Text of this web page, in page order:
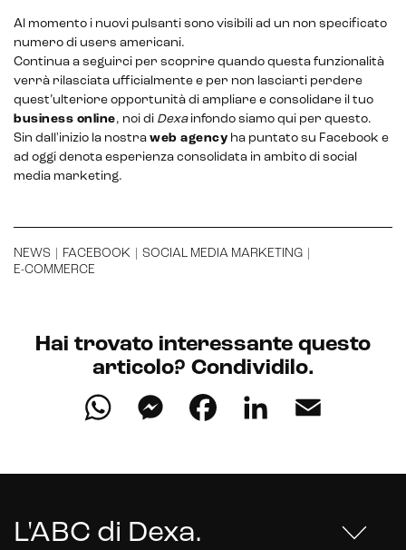
CRM & email marketing
Sistemi di loyalty
Marketing automation
Lead generation e nurturing
Al momento i nuovi pulsanti sono visibili ad un non specificato
numero di users americani.
Continua a seguirci per scoprire quando questa funzionalità
verrà rilasciata ufficialmente e per non lasciarti perdere
quest’ulteriore opportunità di ampliare e consolidare il tuo
business online, noi di Dexainfondo siamo qui per questo.
Sin dall'inizio la nostra web agency ha puntato su Facebook e
ad oggi denota esperienza consolidata in ambito di social
media marketing.
NEWS FACEBOOK SOCIAL MEDIA MARKETING
E-COMMERCE
Hai trovato interessante questo
articolo? Condividilo.
WhatsApp
Messenger
Facebook
LinkedIn
L'ABC di Dexa.